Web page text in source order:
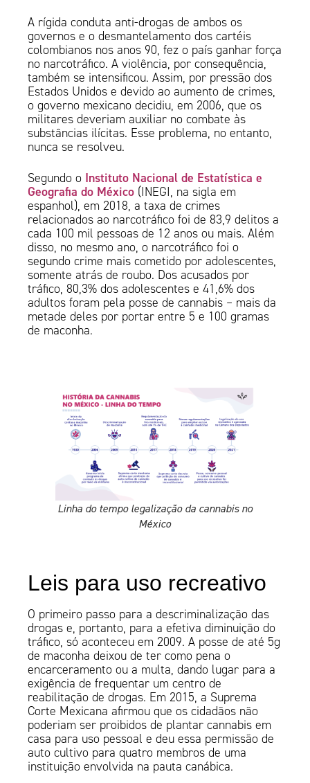
A rígida conduta anti-drogas de ambos os
governos e o desmantelamento dos cartéis
colombianos nos anos 90, fez o país ganhar força
no narcotráfico. A violência, por consequência,
também se intensificou. Assim, por pressão dos
Estados Unidos e devido ao aumento de crimes,
o governo mexicano decidiu, em 2006, que os
militares deveriam auxiliar no combate às
substâncias ilícitas. Esse problema, no entanto,
nunca se resolveu.
Segundo o Instituto Nacional de Estatística e
Geografia do México (INEGI, na sigla em
espanhol), em 2018, a taxa de crimes
relacionados ao narcotráfico foi de 83,9 delitos a
cada 100 mil pessoas de 12 anos ou mais. Além
disso, no mesmo ano, o narcotráfico foi o
segundo crime mais cometido por adolescentes,
somente atrás de roubo. Dos acusados por
tráfico, 80,3% dos adolescentes e 41,6% dos
adultos foram pela posse de cannabis – mais da
metade deles por portar entre 5 e 100 gramas
de maconha.
Linha do tempo legalização da cannabis no
México
Leis para uso recreativo
O primeiro passo para a descriminalização das
drogas e, portanto, para a efetiva diminuição do
tráfico, só aconteceu em 2009. A posse de até 5g
de maconha deixou de ter como pena o
encarceramento ou a multa, dando lugar para a
exigência de frequentar um centro de
reabilitação de drogas. Em 2015, a Suprema
Corte Mexicana afirmou que os cidadãos não
poderiam ser proibidos de plantar cannabis em
casa para uso pessoal e deu essa permissão de
auto cultivo para quatro membros de uma
instituição envolvida na pauta canábica.